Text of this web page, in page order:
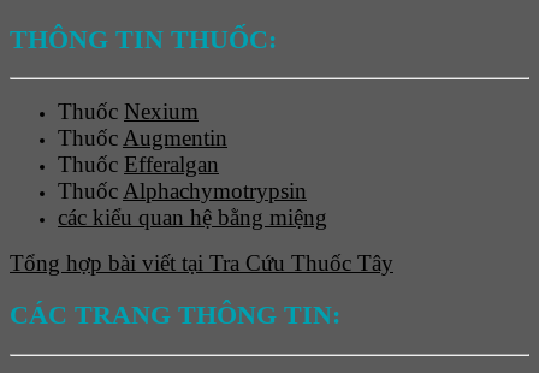
THÔNG TIN THUỐC:
Thuốc Nexium
ThuốcAugmentin
Thuốc Efferalgan
ThuốcAlphachymotrypsin
các kiểu quan hệ bằng miệng
Tổng hợp bài viết tại Tra Cứu Thuốc Tây
CÁC TRANG THÔNG TIN: